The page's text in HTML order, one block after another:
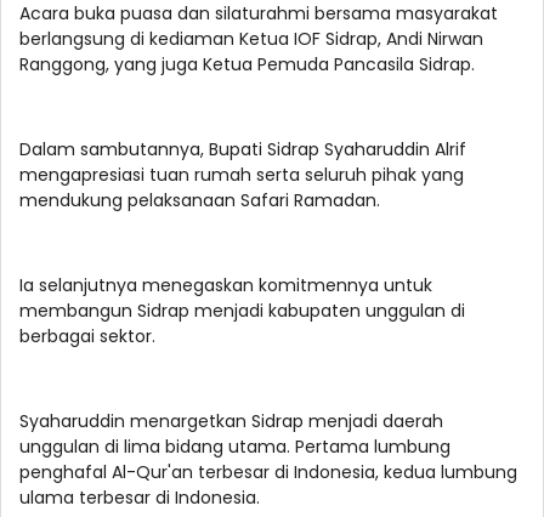
Acara buka puasa dan silaturahmi bersama masyarakat
berlangsung di kediaman Ketua IOF Sidrap, Andi Nirwan
Ranggong, yang juga Ketua Pemuda Pancasila Sidrap.
Dalam sambutannya, Bupati Sidrap Syaharuddin Alrif
mengapresiasi tuan rumah serta seluruh pihak yang
mendukung pelaksanaan Safari Ramadan.
Ia selanjutnya menegaskan komitmennya untuk
membangun Sidrap menjadi kabupaten unggulan di
berbagai sektor.
Syaharuddin menargetkan Sidrap menjadi daerah
unggulan di lima bidang utama. Pertama lumbung
penghafal Al-Qur'an terbesar di Indonesia, kedua lumbung
ulama terbesar di Indonesia.